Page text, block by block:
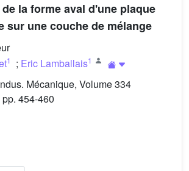
la forme aval d'une plaque
sur une couche de mélange
1 ; Eric Lamballais1
Mécanique, Volume 334
454-460